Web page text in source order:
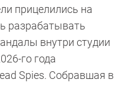
прицелились на
разрабатывать
внутри студии
го года
Spies. Собравшая в